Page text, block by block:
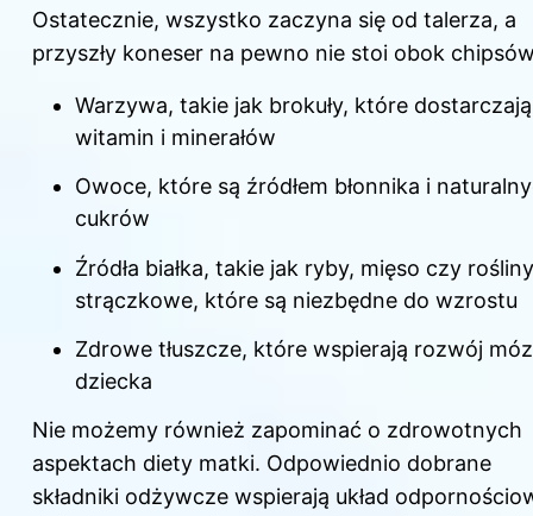
Ostatecznie, wszystko zaczyna się od talerza, a
przyszły koneser na pewno nie stoi obok
Warzywa, takie jak brokuły, które dostarczają
witamin i minerałów
Owoce, które są źródłem błonnika i
cukrów
Źródła białka, takie jak ryby, mięso czy rośliny
strączkowe, które są niezbędne do wzrostu
Zdrowe tłuszcze, które wspierają rozwój
dziecka
Nie możemy również zapominać o zdrowotnych
aspektach diety matki. Odpowiednio dobrane
składniki odżywcze wspierają układ